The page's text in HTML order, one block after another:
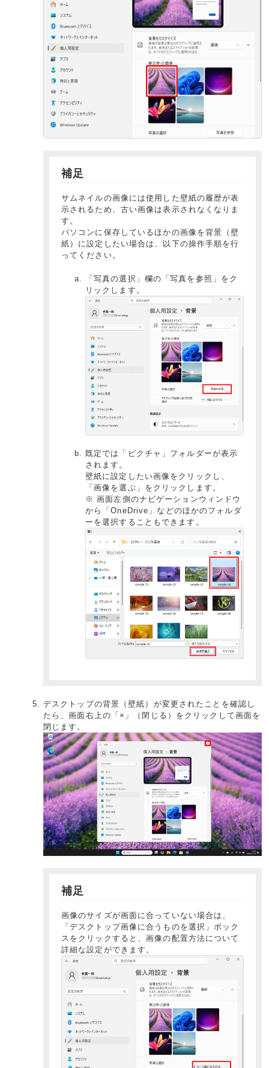
補足
サムネイルの画像には使用した壁紙の履歴が表
示されるため、古い画像は表示されなくなりま
す。
パソコンに保存しているほかの画像を背景（壁
紙）に設定したい場合は、以下の操作手順を行
ってください。
「写真の選択」欄の「写真を参照」をク
リックします。
既定では「ピクチャ」フォルダーが表示
されます。
壁紙に設定したい画像をクリックし、
「画像を選ぶ」をクリックします。
※ 画面左側のナビゲーションウィンドウ
から「OneDrive」などのほかのフォルダ
ーを選択することもできます。
デスクトップの背景（壁紙）が変更されたことを確認し
たら、画面右上の「×」（閉じる）をクリックして画面を
閉じます。
補足
画像のサイズが画面に合っていない場合は、
「デスクトップ画像に合うものを選択」ボック
スをクリックすると、画像の配置方法について
詳細な設定ができます。